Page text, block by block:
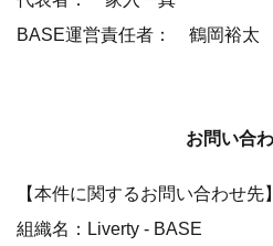
BASE運営責任者： 鶴岡裕太
お問い合
【本件に関するお問い合わせ先】
組織名：Liverty - BASE